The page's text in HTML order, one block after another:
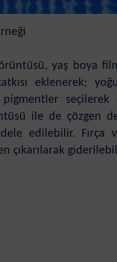
yaş boya
eklenerek;
seçilerek
ile de çözgen
edilebilir. Fırça
çıkarılarak